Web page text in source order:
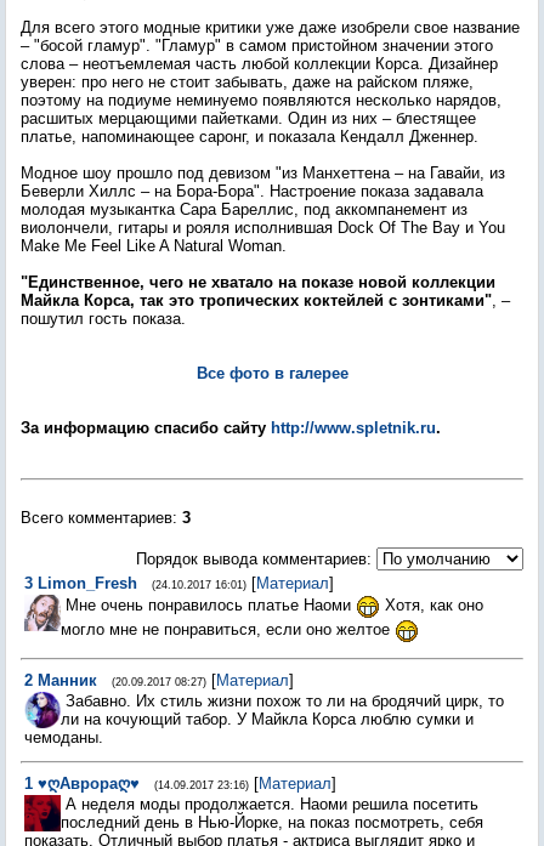
Для всего этого модные критики уже даже изобрели свое название
– "босой гламур". "Гламур" в самом пристойном значении этого
слова – неотъемлемая часть любой коллекции Корса. Дизайнер
уверен: про него не стоит забывать, даже на райском пляже,
поэтому на подиуме неминуемо появляются несколько нарядов,
расшитых мерцающими пайетками. Один из них – блестящее
платье, напоминающее саронг, и показала Кендалл Дженнер.
Модное шоу прошло под девизом "из Манхеттена – на Гавайи, из
Беверли Хиллс – на Бора-Бора". Настроение показа задавала
молодая музыкантка Сара Бареллис, под аккомпанемент из
виолончели, гитары и рояля исполнившая Dock Of The Bay и You
Make Me Feel Like A Natural Woman.
"Единственное, чего не хватало на показе новой коллекции
Майкла Корса, так это тропических коктейлей с зонтиками", –
пошутил гость показа.
Все фото в галерее
За информацию спасибо сайту http://www.spletnik.ru.
Всего комментариев: 3
Порядок вывода комментариев:
3 Limon_Fresh (24.10.2017 16:01) [Материал]
Мне очень понравилось платье Наоми
Хотя, как оно
могло мне не понравиться, если оно желтое
2 Манник (20.09.2017 08:27) [Материал]
Забавно. Их стиль жизни похож то ли на бродячий цирк, то
ли на кочующий табор. У Майкла Корса люблю сумки и
чемоданы.
1 ♥ღАврораღ♥ (14.09.2017 23:16) [Материал]
А неделя моды продолжается. Наоми решила посетить
последний день в Нью-Йорке, на показ посмотреть, себя
показать. Отличный выбор платья - актриса выглядит ярко и